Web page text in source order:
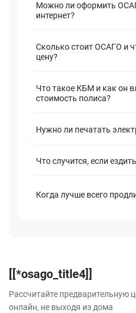
Можно ли оформить
интернет?
Сколько стоит ОСАГО и
цену?
Что такое КБМ и как он
стоимость полиса?
Нужно ли печатать
Что случится, если
Когда лучше всего
[[*osago_title4]]
Рассчитайте предварительную
онлайн, не выходя из дома